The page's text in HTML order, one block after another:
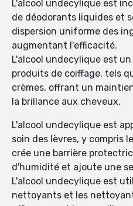
L'alcool undecylique est
de déodorants liquides et
dispersion uniforme des
augmentant l'efficacité.
L'alcool undecylique est
produits de coiffage, tels
crèmes, offrant un
la brillance aux cheveux.
L'alcool undecylique est
soin des lèvres, y compris
crée une barrière
d'humidité et ajoute une
L'alcool undecylique est
nettoyants et les